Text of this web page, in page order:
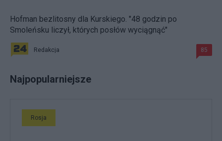
Hofman bezlitosny dla Kurskiego. "48 godzin po
Smoleńsku liczył, których posłów wyciągnąć"
Redakcja 85
Najpopularniejsze
Rosja